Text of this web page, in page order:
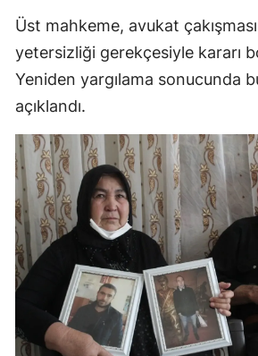
Üst mahkeme, avukat
yetersizliği gerekçesiyle kararı
Yeniden yargılama sonucunda
açıklandı.